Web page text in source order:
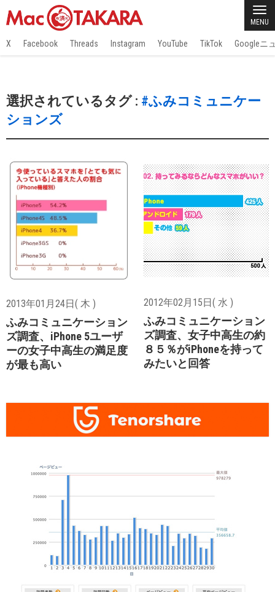
MENU
X Facebook Threads Instagram YouTube TikTok Googleニ
選択されているタグ : #ふみコミュニケー
ションズ
2013年01月24日( 木 )
ふみコミュニケーション
ズ調査、iPhone 5ユーザ
ーの女子中高生の満足度
が最も高い
2012年02月15日( 水 )
ふみコミュニケーション
ズ調査、女子中高生の約
８５％がiPhoneを持って
みたいと回答